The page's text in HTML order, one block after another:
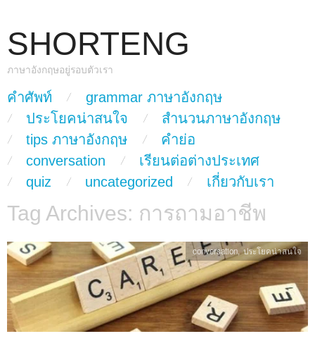
SHORTENG
ภาษาอังกฤษอยู่รอบตัวเรา
Main Menu
skip to content
คำศัพท์
grammar ภาษาอังกฤษ
ประโยคน่าสนใจ
สำนวนภาษาอังกฤษ
tips ภาษาอังกฤษ
คำย่อ
conversation
เรียนต่อต่างประเทศ
quiz
uncategorized เกี่ยวกับเรา
Tag Archives: การถามอาชีพ
conversation,ประโยคน่าสนใจ